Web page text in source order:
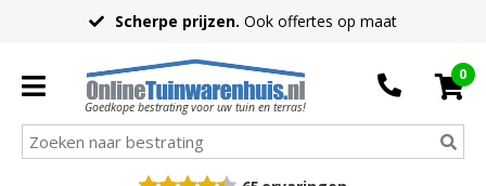
Scherpe prijzen. Ook offertes op maat
Goedkope bestrating voor uw tuin en terras!
0